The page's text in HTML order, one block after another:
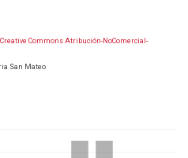
Creative Commons Atribución-NoComercial-
San Mateo